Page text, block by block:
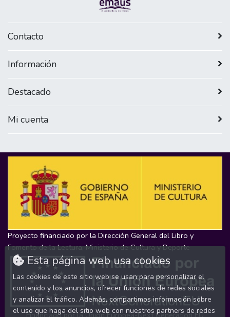
Contacto
Información
Destacado
Mi cuenta
Proyecto financiado por la Dirección General del Libro y
Fomento de la Lectura, Ministerio de Cultura y Deporte
Esta página web usa cookies
Las cookies de este sitio web se usan para personalizar el
contenido y los anuncios, ofrecer funciones de redes sociales
y analizar el tráfico. Además, compartimos información sobre
el uso que haga del sitio web con nuestros partners de redes